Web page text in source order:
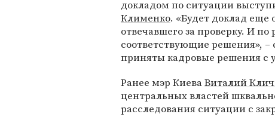
докладом по ситуации
Клименко. «Будет доклад еще
отвечавшего за проверку. И
соответствующие решения», –
приняты кадровые решения с
Ранее мэр КиеваВиталий
центральных властей
расследования ситуации с